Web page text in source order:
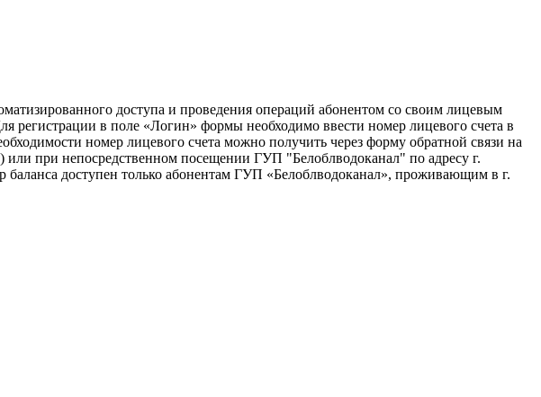
доступа и проведения операций абонентом со своим лицевым
регистрации в поле «Логин» формы необходимо ввести номер лицевого счета в
номер лицевого счета можно получить через форму обратной связи на
при непосредственном посещении ГУП "Белоблводоканал" по адресу г.
доступен только абонентам ГУП «Белоблводоканал», проживающим в г.